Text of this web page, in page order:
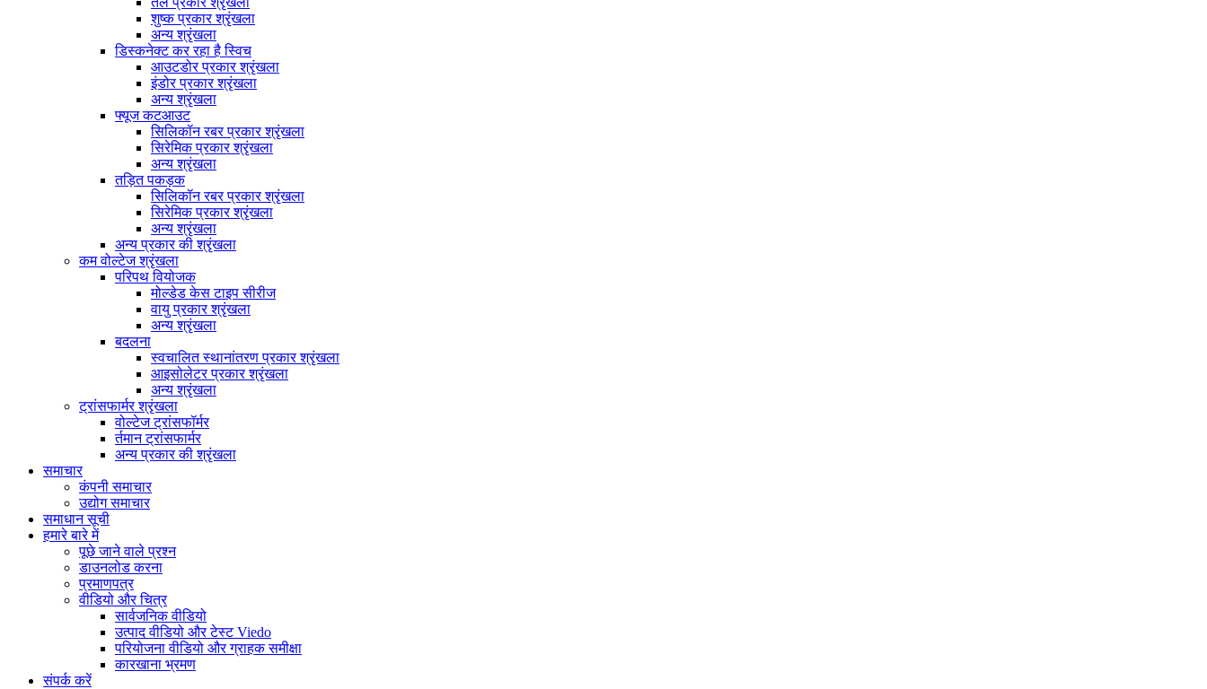
शुष्क प्रकार श्रृंखला
अन्य श्रृंखला
डिस्कनेक्ट कर रहा है स्विच
आउटडोर प्रकार श्रृंखला
इंडोर प्रकार श्रृंखला
अन्य श्रृंखला
फ्यूज कटआउट
सिलिकॉन रबर प्रकार श्रृंखला
सिरेमिक प्रकार श्रृंखला
अन्य श्रृंखला
तड़ित पकड़क
सिलिकॉन रबर प्रकार श्रृंखला
सिरेमिक प्रकार श्रृंखला
अन्य श्रृंखला
अन्य प्रकार की श्रृंखला
कम वोल्टेज श्रृंखला
परिपथ वियोजक
मोल्डेड केस टाइप सीरीज
वायु प्रकार श्रृंखला
अन्य श्रृंखला
बदलना
स्वचालित स्थानांतरण प्रकार श्रृंखला
आइसोलेटर प्रकार श्रृंखला
अन्य श्रृंखला
ट्रांसफार्मर श्रृंखला
वोल्टेज ट्रांसफॉर्मर
र्तमान ट्रांसफार्मर
अन्य प्रकार की श्रृंखला
समाचार
कंपनी समाचार
उद्योग समाचार
समाधान सूची
हमारे बारे में
पूछे जाने वाले प्रश्न
डाउनलोड करना
प्रमाणपत्र
वीडियो और चित्र
सार्वजनिक वीडियो
उत्पाद वीडियो और टेस्ट Viedo
परियोजना वीडियो और ग्राहक समीक्षा
कारखाना भ्रमण
संपर्क करें